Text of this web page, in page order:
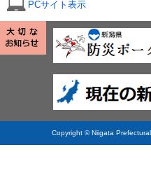
PCサイト表示
Copyright © Niigata